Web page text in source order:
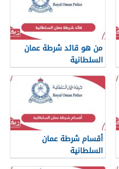
من هو قائد شرطة عمان
السلطانية
أقسام شرطة عمان
السلطانية